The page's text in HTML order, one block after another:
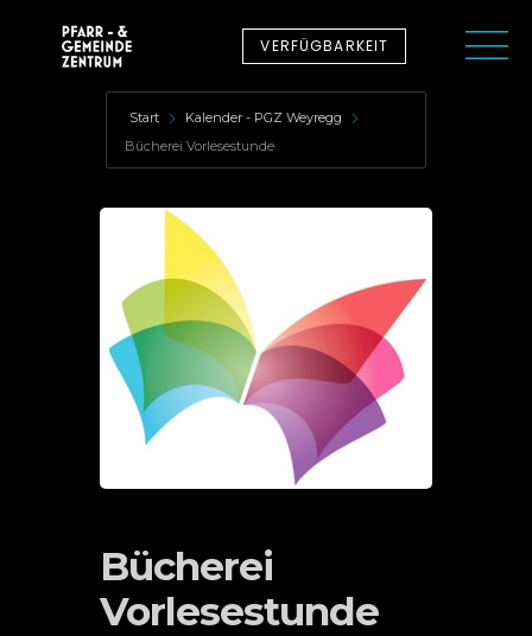
VERFÜGBARKEIT
Start
Kalender - PGZ Weyregg
Bücherei Vorlesestunde
Bücherei
Vorlesestunde